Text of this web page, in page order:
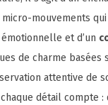
mouvements
et d’un
de charme basées
attentive de
détail compte